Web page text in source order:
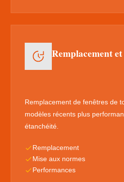
Remplacement
Remplacement de fenêtres de
modèles récents plus
étanchéité.
Remplacement
Mise aux normes
Performances